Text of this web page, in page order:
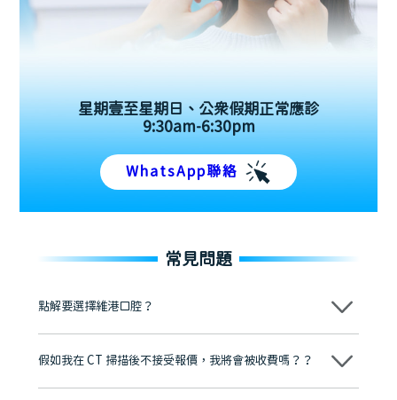
星期壹至星期日、公眾假期正常應診
9:30am-6:30pm
WhatsApp聯絡
常見問題
點解要選擇維港口腔？
維港口腔踐行「醫道濟世」的大學校訓，各分院匯聚來自香港、內地的
牌」、「2025香港企業領袖品牌」，是諾貝爾種植系統全球放心植牙中
至今已服務超過三十個國家和地區的顧客，受到粵港澳大灣區及周邊城
假如我在 CT 掃描後不接受報價，我將會被收費嗎？？
不會！只要未開始實際服務之前，你不會被收取任何費用。